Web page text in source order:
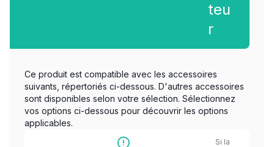
teu
r
Ce produit est compatible avec les accessoires
suivants, répertoriés ci-dessous. D'autres accessoires
sont disponibles selon votre sélection. Sélectionnez
vos options ci-dessous pour découvrir les options
applicables.
Si la